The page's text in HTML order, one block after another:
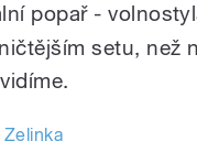
popař -
setu, než
Zelinka